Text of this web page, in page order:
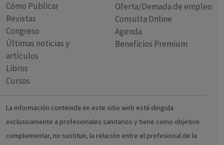
Cómo Publicar
Revistas
Congreso
Últimas noticias y
artículos
Libros
Cursos
Oferta/Demada de empleo
Consulta Online
Agenda
Beneficios Premium
La información contenida en este sitio web está dirigida
exclusivamente a profesionales sanitarios y tiene como objetivo
complementar, no sustituir, la relación entre el profesional de la